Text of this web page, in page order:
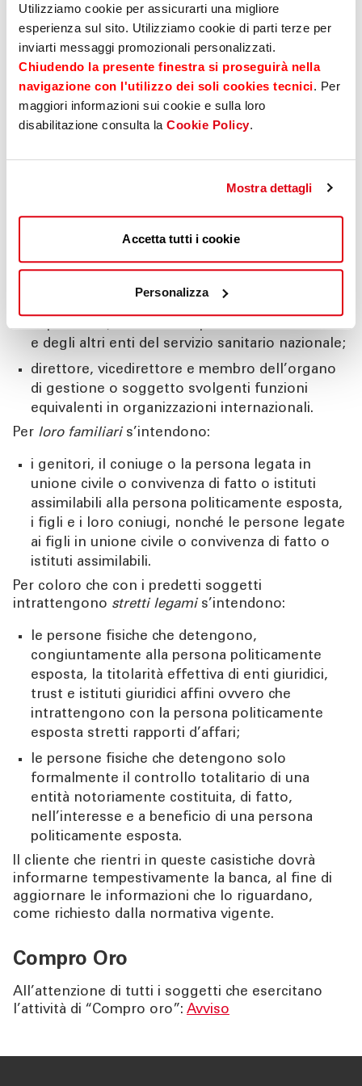
Utilizziamo cookie per assicurarti una migliore
esperienza sul sito. Utilizziamo cookie di parti terze per
inviarti messaggi promozionali personalizzati.
Chiudendo la presente finestra si proseguirà nella
navigazione con l'utilizzo dei soli cookies tecnici. Per
maggiori informazioni sui cookie e sulla loro
disabilitazione consulta la Cookie Policy.
Mostra dettagli
Accetta tutti i cookie
Personalizza
centrali e delle autorità indipendenti;
ambasciatore, incaricato d’affari ovvero cariche
equivalenti in cariche analoghe in Stati esteri,
ufficiale di grado apicale delle forze armate
ovvero cariche analoghe in Stati esteri;
componente degli organi di amministrazione,
anche indirettamente, dallo Stato italiano o da
uno Stato estero ovvero partecipate, in misura
comuni capoluoghi di provincia e città
metropolitane e da comuni con popolazione
complessivamente non inferiore a 15.000
ospedaliera, di azienda ospedaliera universitaria
e degli altri enti del servizio sanitario nazionale;
direttore, vicedirettore e membro dell’organo
di gestione o soggetto svolgenti funzioni
equivalenti in organizzazioni internazionali.
Per loro familiari s’intendono:
i genitori, il coniuge o la persona legata in
unione civile o convivenza di fatto o istituti
assimilabili alla persona politicamente esposta,
i figli e i loro coniugi, nonché le persone legate
ai figli in unione civile o convivenza di fatto o
istituti assimilabili.
Per coloro che con i predetti soggetti
intrattengono stretti legami s’intendono:
le persone fisiche che detengono,
congiuntamente alla persona politicamente
esposta, la titolarità effettiva di enti giuridici,
trust e istituti giuridici affini ovvero che
intrattengono con la persona politicamente
esposta stretti rapporti d’affari;
le persone fisiche che detengono solo
formalmente il controllo totalitario di una
entità notoriamente costituita, di fatto,
nell’interesse e a beneficio di una persona
politicamente esposta.
Il cliente che rientri in queste casistiche dovrà
informarne tempestivamente la banca, al fine di
aggiornare le informazioni che lo riguardano,
come richiesto dalla normativa vigente.
Compro Oro
All’attenzione di tutti i soggetti che esercitano
l’attività di “Compro oro”: Avviso